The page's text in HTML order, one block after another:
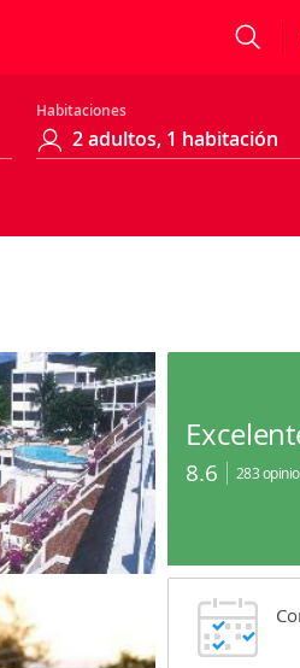
Habitaciones
8.6 283